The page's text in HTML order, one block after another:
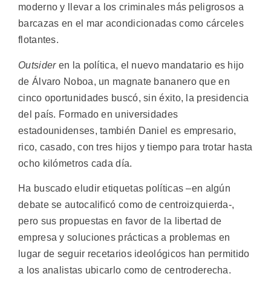
moderno y llevar a los criminales más peligrosos a
barcazas en el mar acondicionadas como cárceles
flotantes.
Outsideren la política, el nuevo mandatario es hijo
de Álvaro Noboa, un magnate bananero que en
cinco oportunidades buscó, sin éxito, la presidencia
del país. Formado en universidades
estadounidenses, también Daniel es empresario,
rico, casado, con tres hijos y tiempo para trotar hasta
ocho kilómetros cada día.
Ha buscado eludir etiquetas políticas –en algún
debate se autocalificó como de centroizquierda-,
pero sus propuestas en favor de la libertad de
empresa y soluciones prácticas a problemas en
lugar de seguir recetarios ideológicos han permitido
a los analistas ubicarlo como de centroderecha.